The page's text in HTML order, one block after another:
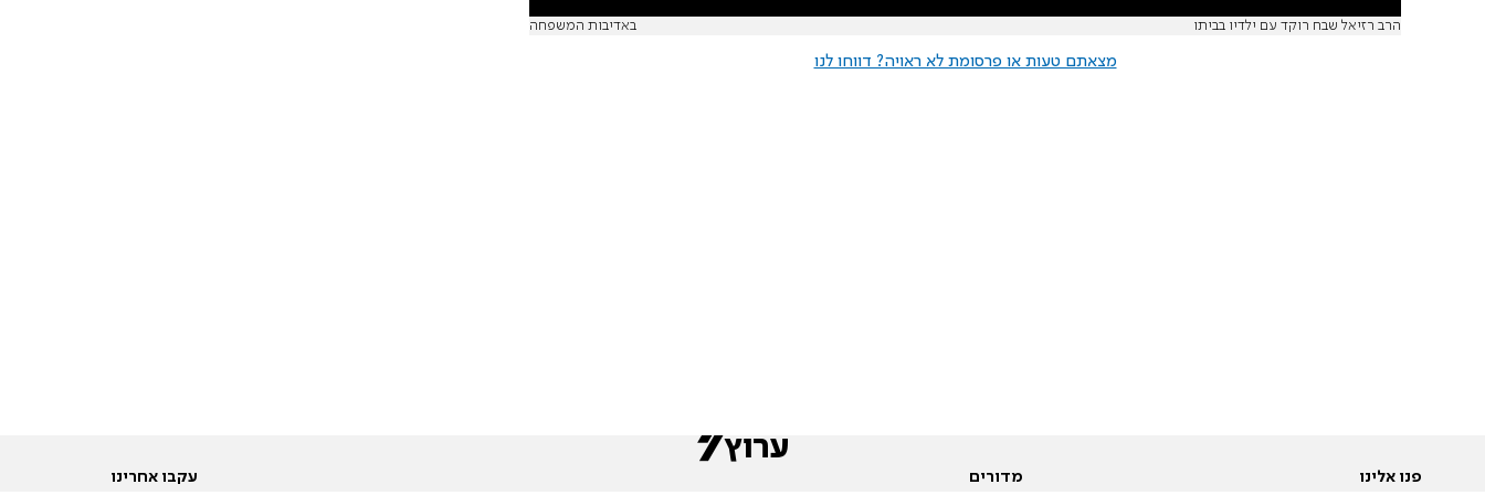
הרב רזיאל שבח רוקד עם ילדיו בביתו באדיבות המשפחה
מצאתם טעות או פרסומת לא ראויה? דווחו לנו
פנו אלינו מדורים עקבו אחרינו